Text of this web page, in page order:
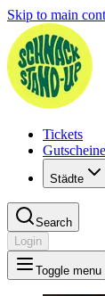
Skip to main
Tickets
Gutscheine
Städte
Search
Login
Toggle menu